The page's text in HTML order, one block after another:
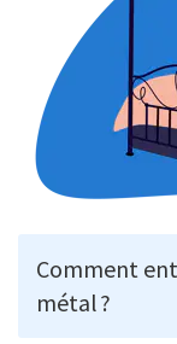
Comment
métal ?